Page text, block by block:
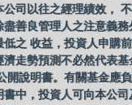
公司以往之經理績效，
盡善良管理人之注意義
低之 收益，投資人申購
濟走勢預測不必然代表
開說明書。有關基金應
書中，投資人可向本公